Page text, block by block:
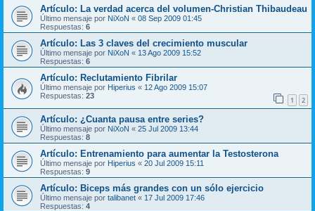
Artículo: La verdad acerca del volumen-Christian Thibaudeau
Último mensaje por NiXoN « 08 Sep 2009 01:45
Respuestas: 6
Artículo: Las 3 claves del crecimiento muscular
Último mensaje por NiXoN « 13 Ago 2009 15:52
Respuestas: 6
Artículo: Reclutamiento Fibrilar
Último mensaje por Hiperius « 12 Ago 2009 15:07
Respuestas: 23 1 2
Artículo: ¿Cuanta pausa entre series?
Último mensaje por NiXoN « 25 Jul 2009 13:44
Respuestas: 8
Artículo: Entrenamiento para aumentar la Testosterona
Último mensaje por Hiperius « 20 Jul 2009 15:11
Respuestas: 9
Artículo: Biceps más grandes con un sólo ejercicio
Último mensaje por talibanet « 17 Jul 2009 17:46
Respuestas: 4